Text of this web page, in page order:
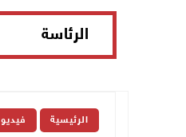
الرئاسة
الرئيسية فيديو